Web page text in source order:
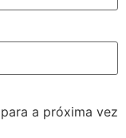
a próxima vez